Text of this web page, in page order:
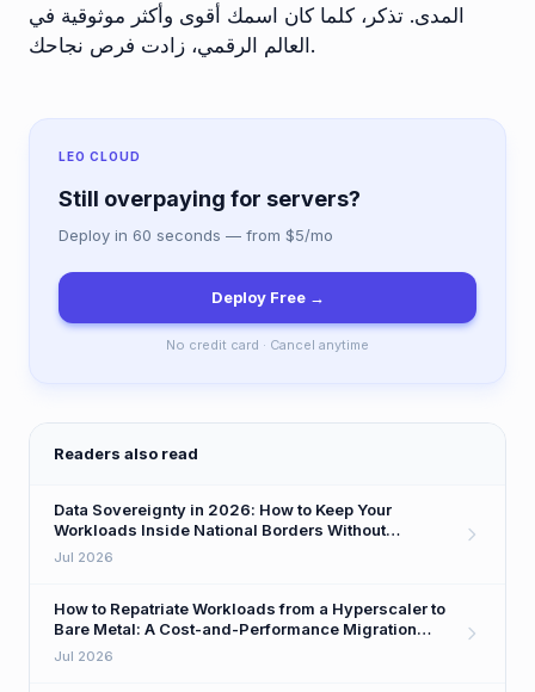
المدى. تذكر، كلما كان اسمك أقوى وأكثر موثوقية في
العالم الرقمي، زادت فرص نجاحك.
LEO CLOUD
Still overpaying for servers?
Deploy in 60 seconds — from $5/mo
Deploy Free →
No credit card · Cancel anytime
Readers also read
Data Sovereignty in 2026: How to Keep Your
Workloads Inside National Borders Without
Sacrificing Performance
Jul 2026
How to Repatriate Workloads from a Hyperscaler to
Bare Metal: A Cost-and-Performance Migration
Playbook
Jul 2026